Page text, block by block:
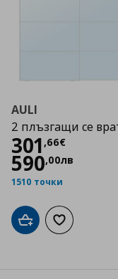
AULI
2 плъзгащи се
301 ,66€
Цена
590,00лв
1510 точки
Добави вДобави към